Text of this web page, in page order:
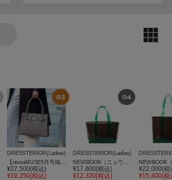
DRESSTERIOR(Ladies)
¥27,500(税込)
¥19,250(税込)
DRESSTERIOR(Ladies)
¥17,600(税込)
¥12,320(税込)
¥22,000(税
¥15,400(税